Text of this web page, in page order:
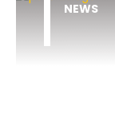
NEWS